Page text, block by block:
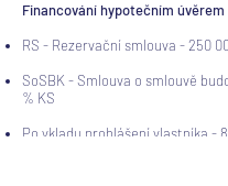
Financování hypotečním úvěrem
RS - Rezervační smlouva - 250
SoSBK - Smlouva o smlouvě
% KS
Po vkladu prohlášení vlastníka -